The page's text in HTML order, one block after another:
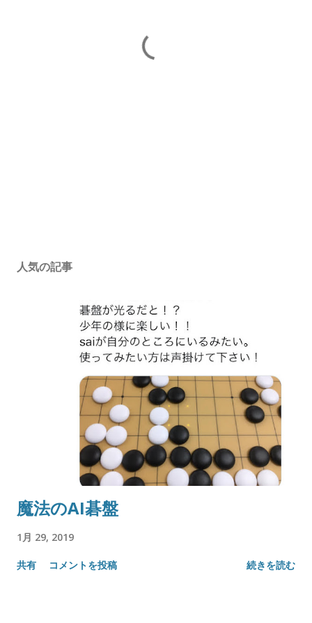
人気の記事
魔法のAI碁盤
1月 29, 2019
共有 コメントを投稿 続きを読む